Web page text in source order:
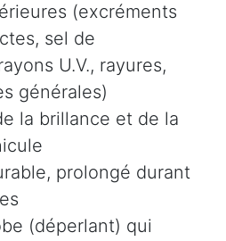
(excréments
sel de
U.V., rayures,
générales)
la brillance et de la
prolongé durant
(déperlant) qui